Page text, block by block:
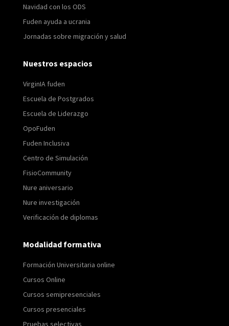
Navidad con los ODS
Fuden ayuda a ucrania
Jornadas sobre migración y salud
Nuestros espacios
VirginIA fuden
Escuela de Postgrados
Escuela de Liderazgo
OpoFuden
Fuden Inclusiva
Centro de Simulación
FisioCommunity
Nure aniversario
Nure investigación
Verificación de diplomas
Modalidad formativa
Formación Universitaria online
Cursos Online
Cursos semipresenciales
Cursos presenciales
Pruebas selectivas